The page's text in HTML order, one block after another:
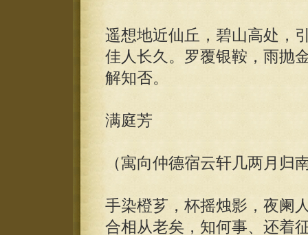
遥想地近仙丘，碧山高处，
佳人长久。罗覆银鞍，雨抛
解知否。
满庭芳
（寓向仲德宿云轩几两月归
手染橙芗，杯摇烛影，夜阑
合相从老矣，知何事、还着